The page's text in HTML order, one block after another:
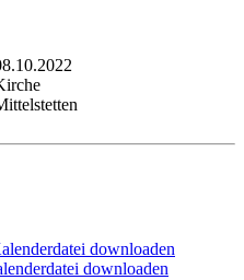
downloaden
downloaden